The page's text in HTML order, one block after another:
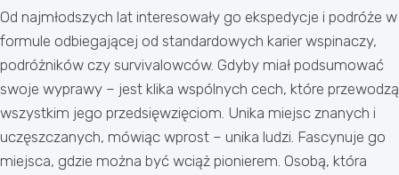
Od najmłodszych lat interesowały go ekspedycje i podróże w
formule odbiegającej od standardowych karier wspinaczy,
podróżników czy survivalowców. Gdyby miał podsumować
swoje wyprawy – jest klika wspólnych cech, które przewodzą
wszystkim jego przedsięwzięciom. Unika miejsc znanych i
uczęszczanych, mówiąc wprost – unika ludzi. Fascynuje go
miejsca, gdzie można być wciąż pionierem. Osobą, która